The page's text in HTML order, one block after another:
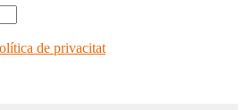
de privacitat